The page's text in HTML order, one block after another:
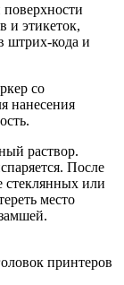
поверхности
и этикеток,
штрих-кода и
со
нанесения
раствор.
После
стеклянных или
место
принтеров